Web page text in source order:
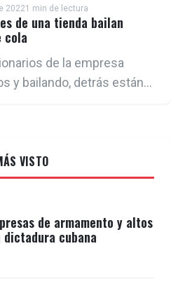
20221 min de lectura
de una tienda bailan
cola
de la empresa
y bailando, detrás están
VISTO
de armamento y altos
cubana